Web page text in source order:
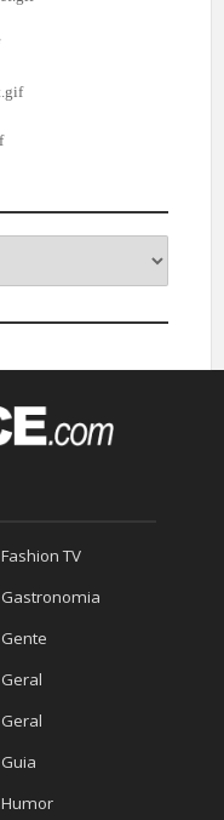
Fashion TV
Gastronomia
Gente
Geral
Geral
Guia
Humor